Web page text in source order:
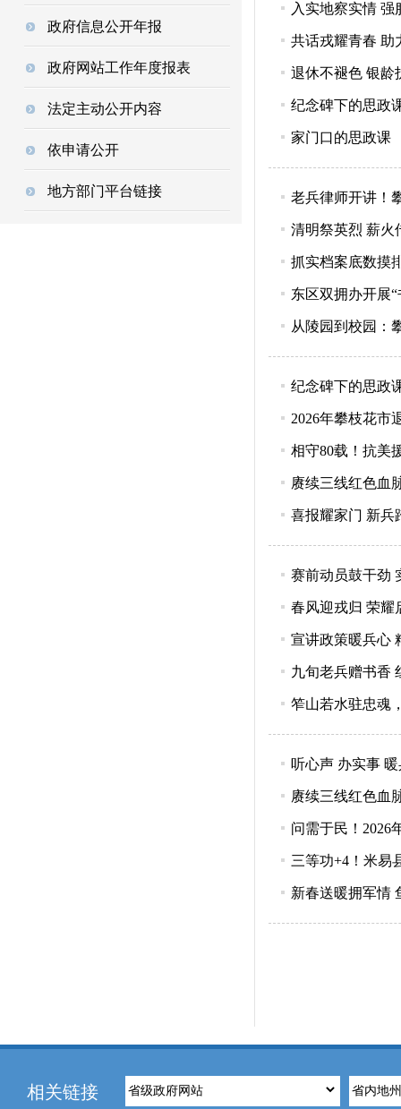
政府信息公开年报
政府网站工作年度报表
法定主动公开内容
依申请公开
地方部门平台链接
入实地察实情
共话戎耀青春 助
退休不褪色 银
纪念碑下的思政
家门口的思政课
老兵律师开讲！
清明祭英烈 薪火
抓实档案底数摸
东区双拥办开展
从陵园到校园：
纪念碑下的思政
2026年攀枝花市
相守80载！抗美
赓续三线红色血
喜报耀家门 新兵
赛前动员鼓干劲
春风迎戎归 荣耀
宣讲政策暖兵心
九旬老兵赠书香
笮山若水驻忠魂
听心声 办实事
赓续三线红色血
问需于民！2026
三等功+4！米易
新春送暖拥军情
相关链接